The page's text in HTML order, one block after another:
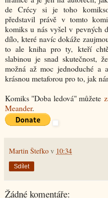
de Crécy si je toho
představil právě v tomto
komiks u nás vyšel v pevných
dílo, které navíc dokáže
to ale kniha pro ty, kteří
slabinou je snad skutečnost,
možná až moc jednoduché a
krásnou metaforou pro to, jak
Komiks "Doba ledová" můžete
Meander.
Martin Štefko v 10:34
Sdílet
Žádné komentáře: